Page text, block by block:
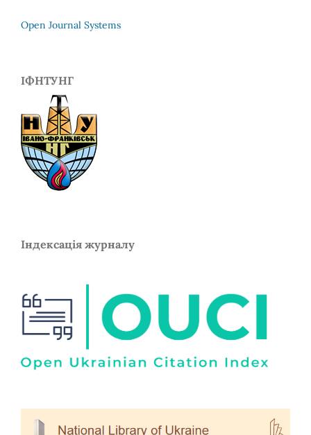
Open Journal Systems
ІФНТУНГ
Індексація журналу